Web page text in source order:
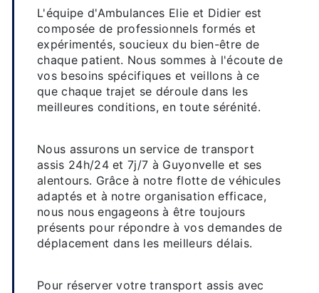
L'équipe d'Ambulances Elie et Didier est
composée de professionnels formés et
expérimentés, soucieux du bien-être de
chaque patient. Nous sommes à l'écoute de
vos besoins spécifiques et veillons à ce
que chaque trajet se déroule dans les
meilleures conditions, en toute sérénité.
Nous assurons un service de transport
assis 24h/24 et 7j/7 à Guyonvelle et ses
alentours. Grâce à notre flotte de véhicules
adaptés et à notre organisation efficace,
nous nous engageons à être toujours
présents pour répondre à vos demandes de
déplacement dans les meilleurs délais.
Pour réserver votre transport assis avec